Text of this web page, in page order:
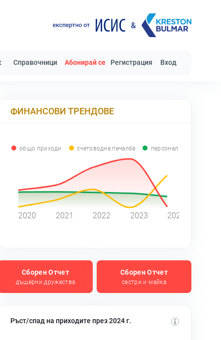
Справочници Абонирай се Регистрация Вход
ФИНАНСОВИ ТРЕНДОВЕ
общо приходи счетоводна печалба персонал
2020 2021 2022 2023 2024
Сборен Отчет
дъщерни дружества
Сборен Отчет
сестри и майка
Ръст/спад на приходите през 2024 г.